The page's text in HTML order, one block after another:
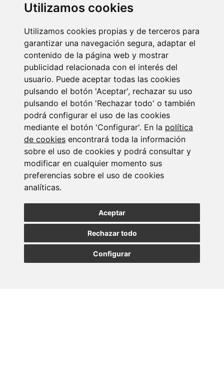
Utilizamos cookies
Utilizamos cookies propias y de terceros para
garantizar una navegación segura, adaptar el
contenido de la página web y mostrar
publicidad relacionada con el interés del
usuario. Puede aceptar todas las cookies
pulsando el botón 'Aceptar', rechazar su uso
pulsando el botón 'Rechazar todo' o también
podrá configurar el uso de las cookies
mediante el botón 'Configurar'. En la política
de cookies encontrará toda la información
sobre el uso de cookies y podrá consultar y
modificar en cualquier momento sus
preferencias sobre el uso de cookies
analíticas.
Aceptar
Rechazar todo
Configurar
Newsletter Insolvencias y Situaciones Especiales
Suscribirse a la
newsletter
Entérate de nuestras últimas noticias